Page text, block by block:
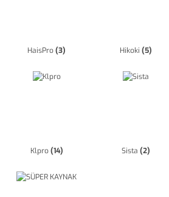
HaisPro(3) Hikoki(5)
Klpro(14) Sista(2)